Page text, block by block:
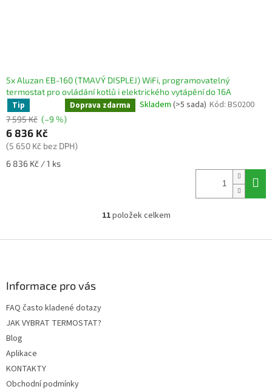
5x Aluzan EB-160 (TMAVÝ DISPLEJ) WiFi, programovatelný
termostat pro ovládání kotlů i elektrického vytápění do 16A
Tip Doprava zdarma Skladem (>5 sada) Kód: BS0200
7 595 Kč (–9 %)
6 836 Kč
(5 650 Kč bez DPH)
Měrná
6 836 Kč / 1 ks
O
l
11položek celkem
Informace pro vás
FAQ často kladené dotazy
JAK VYBRAT TERMOSTAT?
Blog
Aplikace
KONTAKTY
Obchodní podmínky